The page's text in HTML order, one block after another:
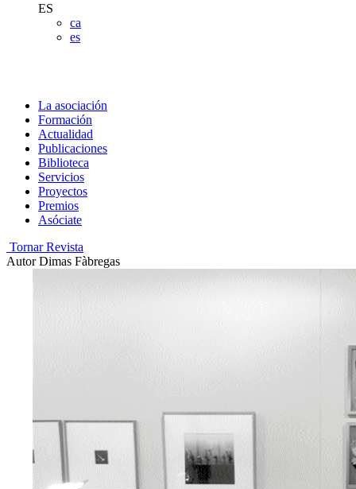
ES
ca
es
La asociación
Formación
Actualidad
Publicaciones
Biblioteca
Servicios
Proyectos
Premios
Asóciate
Tornar Revista
Autor Dimas Fàbregas